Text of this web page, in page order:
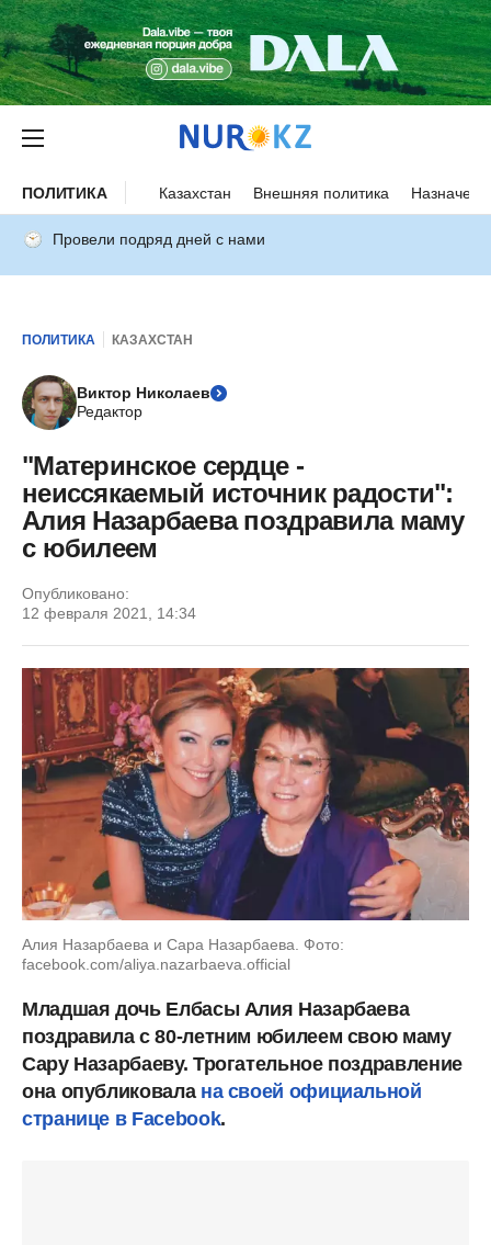
ПОЛИТИКА Казахстан Внешняя политика
Провели подряд дней с нами
ПОЛИТИКА КАЗАХСТАН
Виктор Николаев
Редактор
"Материнское сердце -
неиссякаемый источник радости":
Алия Назарбаева поздравила маму
с юбилеем
Опубликовано:
12 февраля 2021, 14:34
Алия Назарбаева и Сара Назарбаева. Фото:
facebook.com/aliya.nazarbaeva.official
Младшая дочь Елбасы Алия Назарбаева
поздравила с 80-летним юбилеем свою маму
Сару Назарбаеву. Трогательное поздравление
она опубликовала на своей официальной
странице в Facebook.